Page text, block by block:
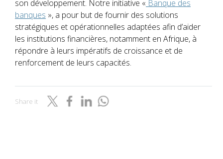
son développement. Notre initiative « Banque des
banques », a pour but de fournir des solutions
stratégiques et opérationnelles adaptées afin d’aider
les institutions financières, notamment en Afrique, à
répondre à leurs impératifs de croissance et de
renforcement de leurs capacités.
Share it